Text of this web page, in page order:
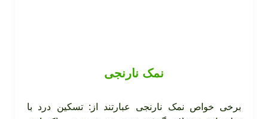
نمک نارنجی
برخی خواص نمک نارنجی عبارتند از: تسکین درد با